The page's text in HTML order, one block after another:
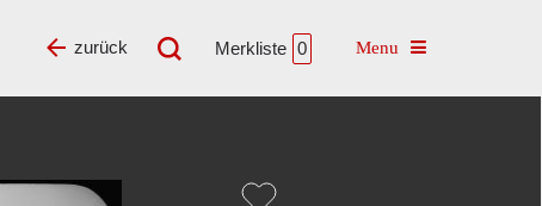
Merkliste 0 Toggle navigation
zurück